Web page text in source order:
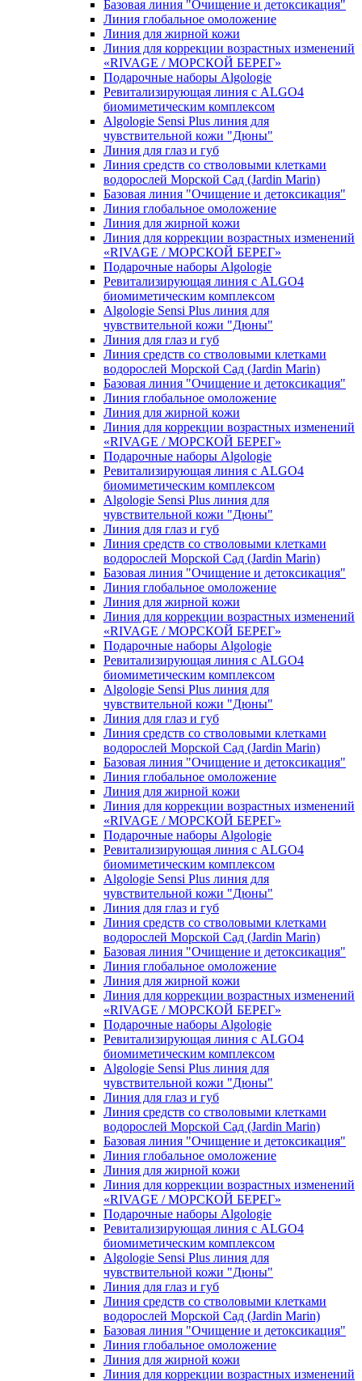
Базовая линия "Очищение и детоксикация"
Линия глобальное омоложение
Линия для жирной кожи
Линия для коррекции возрастных изменений
«RIVAGE / МОРСКОЙ БЕРЕГ»
Подарочные наборы Algologie
Ревитализирующая линия с ALGO4
биомиметическим комплексом
Algologie Sensi Plus линия для
чувcтвительной кожи "Дюны"
Линия для глаз и губ
Линия средств со стволовыми клетками
водорослей Морской Сад (Jardin Marin)
Базовая линия "Очищение и детоксикация"
Линия глобальное омоложение
Линия для жирной кожи
Линия для коррекции возрастных изменений
«RIVAGE / МОРСКОЙ БЕРЕГ»
Подарочные наборы Algologie
Ревитализирующая линия с ALGO4
биомиметическим комплексом
Algologie Sensi Plus линия для
чувcтвительной кожи "Дюны"
Линия для глаз и губ
Линия средств со стволовыми клетками
водорослей Морской Сад (Jardin Marin)
Базовая линия "Очищение и детоксикация"
Линия глобальное омоложение
Линия для жирной кожи
Линия для коррекции возрастных изменений
«RIVAGE / МОРСКОЙ БЕРЕГ»
Подарочные наборы Algologie
Ревитализирующая линия с ALGO4
биомиметическим комплексом
Algologie Sensi Plus линия для
чувcтвительной кожи "Дюны"
Линия для глаз и губ
Линия средств со стволовыми клетками
водорослей Морской Сад (Jardin Marin)
Базовая линия "Очищение и детоксикация"
Линия глобальное омоложение
Линия для жирной кожи
Линия для коррекции возрастных изменений
«RIVAGE / МОРСКОЙ БЕРЕГ»
Подарочные наборы Algologie
Ревитализирующая линия с ALGO4
биомиметическим комплексом
Algologie Sensi Plus линия для
чувcтвительной кожи "Дюны"
Линия для глаз и губ
Линия средств со стволовыми клетками
водорослей Морской Сад (Jardin Marin)
Базовая линия "Очищение и детоксикация"
Линия глобальное омоложение
Линия для жирной кожи
Линия для коррекции возрастных изменений
«RIVAGE / МОРСКОЙ БЕРЕГ»
Подарочные наборы Algologie
Ревитализирующая линия с ALGO4
биомиметическим комплексом
Algologie Sensi Plus линия для
чувcтвительной кожи "Дюны"
Линия для глаз и губ
Линия средств со стволовыми клетками
водорослей Морской Сад (Jardin Marin)
Базовая линия "Очищение и детоксикация"
Линия глобальное омоложение
Линия для жирной кожи
Линия для коррекции возрастных изменений
«RIVAGE / МОРСКОЙ БЕРЕГ»
Подарочные наборы Algologie
Ревитализирующая линия с ALGO4
биомиметическим комплексом
Algologie Sensi Plus линия для
чувcтвительной кожи "Дюны"
Линия для глаз и губ
Линия средств со стволовыми клетками
водорослей Морской Сад (Jardin Marin)
Базовая линия "Очищение и детоксикация"
Линия глобальное омоложение
Линия для жирной кожи
Линия для коррекции возрастных изменений
«RIVAGE / МОРСКОЙ БЕРЕГ»
Подарочные наборы Algologie
Ревитализирующая линия с ALGO4
биомиметическим комплексом
Algologie Sensi Plus линия для
чувcтвительной кожи "Дюны"
Линия для глаз и губ
Линия средств со стволовыми клетками
водорослей Морской Сад (Jardin Marin)
Базовая линия "Очищение и детоксикация"
Линия глобальное омоложение
Линия для жирной кожи
Линия для коррекции возрастных изменений